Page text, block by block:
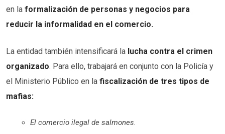
en la formalización de personas y negocios para
reducir la informalidad en el comercio.
La entidad también intensificará la lucha contra el crimen
organizado. Para ello, trabajará en conjunto con la Policía y
el Ministerio Público en la fiscalización de tres tipos de
mafias:
El comercio ilegal de salmones.